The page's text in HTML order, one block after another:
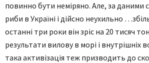
повинно бути неміряно. Але, за даними
риби в Україні і дійсно неухильно
останні три роки він зріс на 20 тисяч
результати вилову в морі і
така активізація теж призводить до